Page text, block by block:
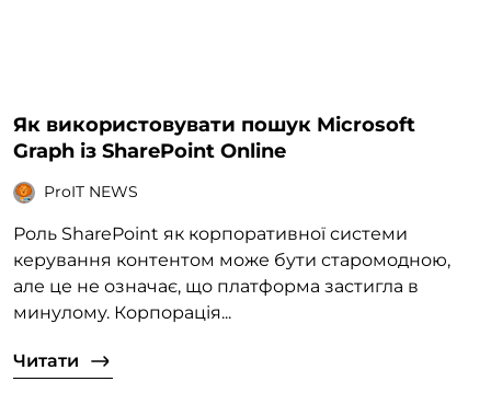
Як використовувати пошук Microsoft
Graph із SharePoint Online
ProIT NEWS
Роль SharePoint як корпоративної системи
керування контентом може бути старомодною,
але це не означає, що платформа застигла в
минулому. Корпорація...
Читати